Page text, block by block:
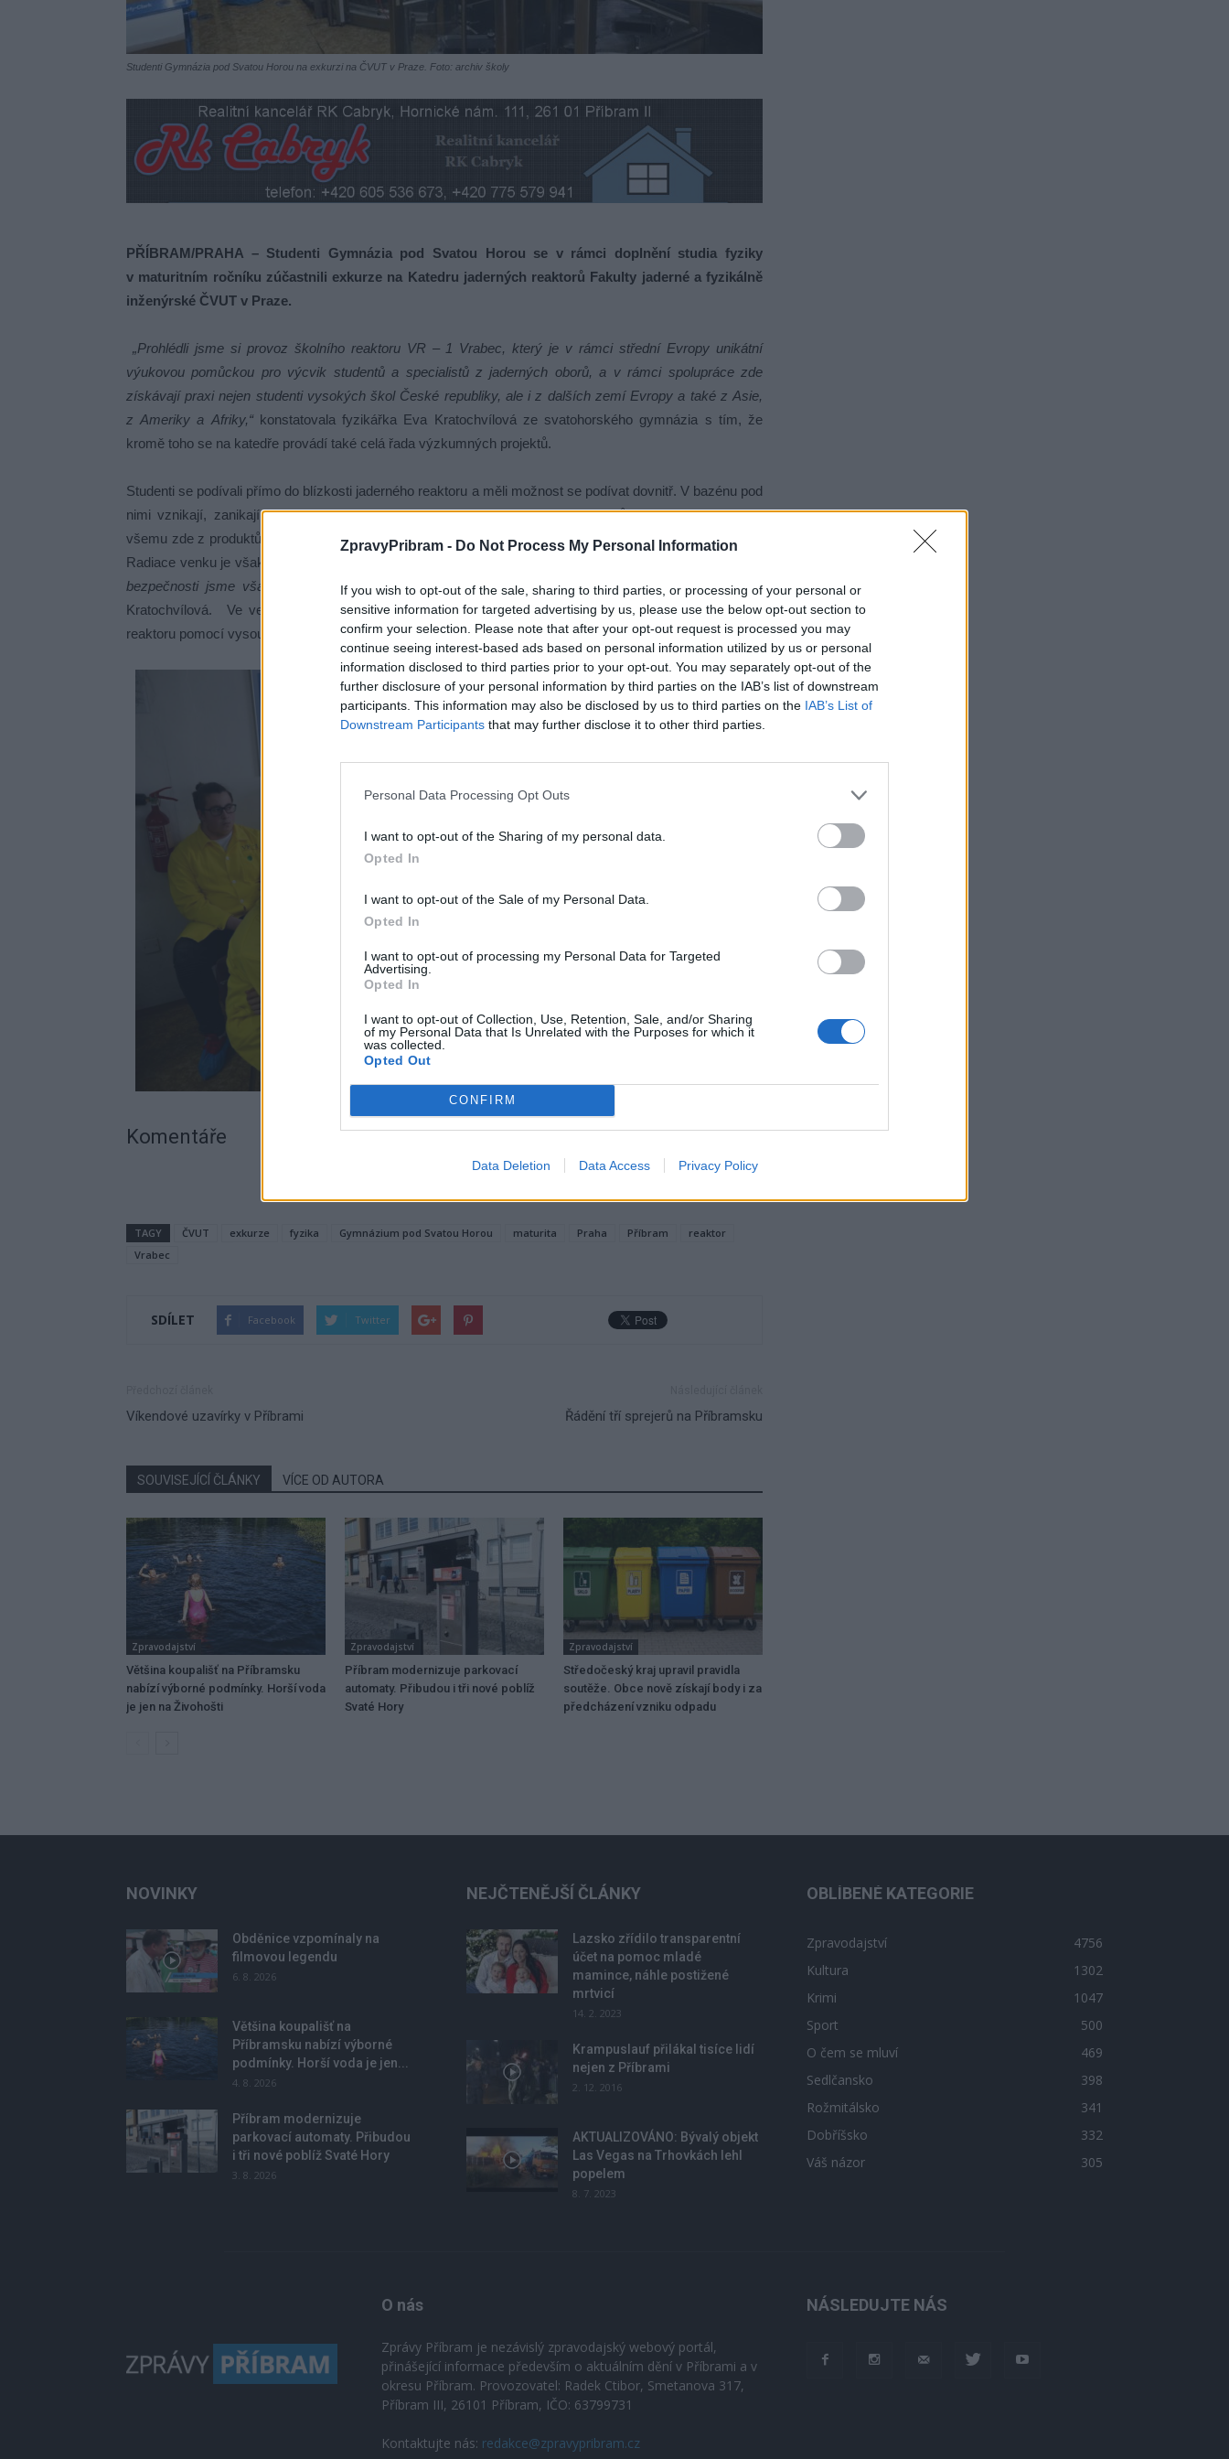
ZpravyPribram - Do Not Process My Personal Information
If you wish to opt-out of the sale, sharing to third parties, or processing of your personal or
sensitive information for targeted advertising by us, please use the below opt-out section to
confirm your selection. Please note that after your opt-out request is processed you may
continue seeing interest-based ads based on personal information utilized by us or personal
information disclosed to third parties prior to your opt-out. You may separately opt-out of the
further disclosure of your personal information by third parties on the IAB’s list of downstream
participants. This information may also be disclosed by us to third parties on the IAB’s List of
Downstream Participants that may further disclose it to other third parties.
Personal Data Processing Opt Outs
I want to opt-out of the Sharing of my personal data.
Opted In
I want to opt-out of the Sale of my Personal Data.
Opted In
I want to opt-out of processing my Personal Data for Targeted
Advertising.
Opted In
I want to opt-out of Collection, Use, Retention, Sale, and/or Sharing
of my Personal Data that Is Unrelated with the Purposes for which it
was collected.
Opted Out
CONFIRM
Data Deletion Data Access Privacy Policy
Studenti Gymnázia pod Svatou Horou na exkurzi na ČVUT v Praze. Foto: archiv školy
PŘÍBRAM/PRAHA – Studenti Gymnázia pod Svatou Horou se v rámci doplnění studia fyziky
v maturitním ročníku zúčastnili exkurze na Katedru jaderných reaktorů Fakulty jaderné a fyzikálně
inženýrské ČVUT v Praze.
„Prohlédli jsme si provoz školního reaktoru VR – 1 Vrabec, který je v rámci střední Evropy unikátní
výukovou pomůckou pro výcvik studentů a specialistů z jaderných oborů, a v rámci spolupráce zde
získávají praxi nejen studenti vysokých škol České republiky, ale i z dalších zemí Evropy a také z Asie,
z Ameriky a Afriky,“konstatovala fyzikářka Eva Kratochvílová ze svatohorského gymnázia s tím, že
kromě toho se na katedře provádí také celá řada výzkumných projektů.
Studenti se podívali přímo do blízkosti jaderného reaktoru a měli možnost se podívat dovnitř. V bazénu pod
nimi vznikají, zanikají, zpomalují se a rozbíjejí jádra uranu desetitisíce neutronů za sekundu. K tomu
všemu zde z produktů štěpné reakce poletují částice alfa, beta, gama spolu s fotony Čerenkovova záření.
Radiace venku je však menší než přirozené pozadí, téměř vše pohlcuje demineralizovaná voda.
bezpečnosti jsme však byli vybaveni dozimetry a před výstupem pečlivě zkontrolováni,“ dodala Eva
Kratochvílová. Ve velínu jim pak operátor společně s výkladem předvedl automatické i ruční řízení
reaktoru pomocí vysouvání a zasouvání regulačních tyčí.
Komentáře
TAGY ČVUT exkurze fyzika Gymnázium pod Svatou Horou maturita Praha Příbram
reaktor
Vrabec
SDÍLET Facebook Twitter
Víkendové uzavírky v Příbrami Řádění tří sprejerů na Příbramsku
SOUVISEJÍCÍ ČLÁNKY VÍCE OD AUTORA
Zpravodajství
Většina koupališť na Příbramsku
nabízí výborné podmínky. Horší voda
je jen na Živohošti
Zpravodajství
Příbram modernizuje parkovací
automaty. Přibudou i tři nové poblíž
Svaté Hory
Zpravodajství
Středočeský kraj upravil pravidla
soutěže. Obce nově získají body i za
předcházení vzniku odpadu
NOVINKY
Obděnice vzpomínaly na
filmovou legendu
6. 8. 2026
Většina koupališť na
Příbramsku nabízí výborné
podmínky. Horší voda je jen...
4. 8. 2026
Příbram modernizuje
parkovací automaty. Přibudou
i tři nové poblíž Svaté Hory
3. 8. 2026
NEJČTENĚJŠÍ ČLÁNKY
Lazsko zřídilo transparentní
účet na pomoc mladé
mamince, náhle postižené
mrtvicí
14. 2. 2023
Krampuslauf přilákal tisíce lidí
nejen z Příbrami
2. 12. 2016
AKTUALIZOVÁNO: Bývalý objekt
Las Vegas na Trhovkách lehl
popelem
8. 7. 2023
OBLÍBENÉ KATEGORIE
Zpravodajství
4756
Kultura
1302
Krimi
1047
Sport
500
O čem se mluví
469
Sedlčansko
398
Rožmitálsko
341
Dobříšsko
332
Váš názor
305
O nás
Zprávy Příbram je nezávislý zpravodajský webový portál,
přinášející informace především o aktuálním dění v Příbrami a v
okresu Příbram. Provozovatel: Radek Ctibor, Smetanova 317,
Příbram III, 26101 Příbram, IČO: 63799731
Kontaktujte nás: redakce@zpravypribram.cz
NÁSLEDUJTE NÁS